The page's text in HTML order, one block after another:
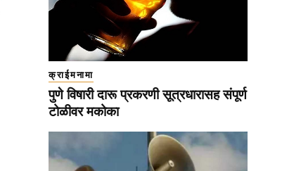
क्राईमनामा
पुणे विषारी दारू प्रकरणी सूत्रधारासह संपूर्ण
टोळीवर मकोका